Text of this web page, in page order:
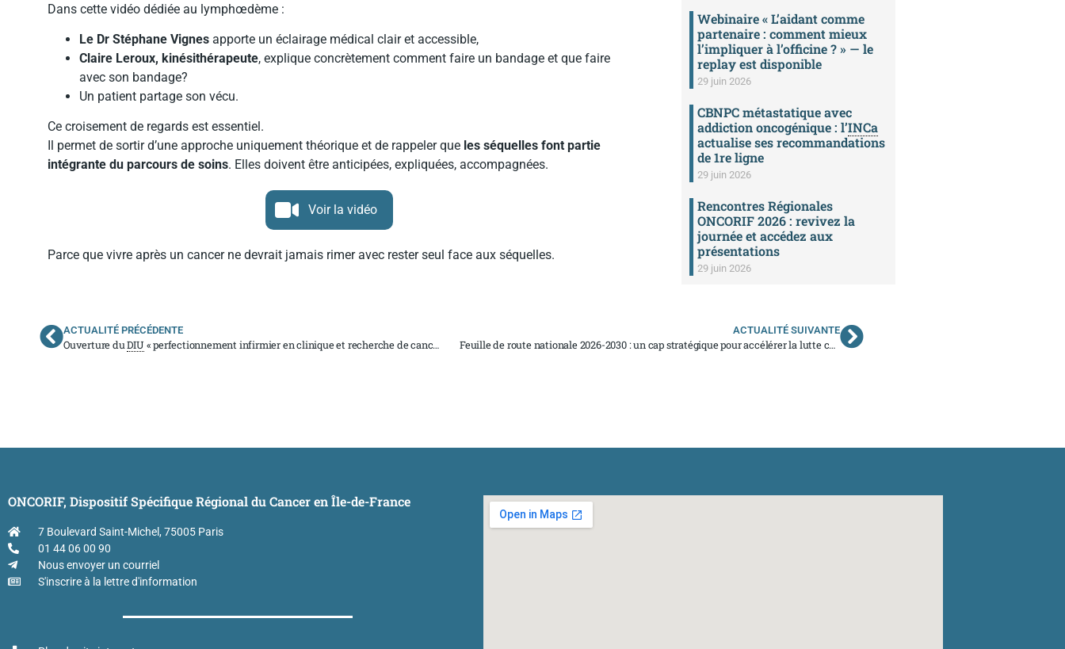
Dans cette vidéo dédiée au lymphœdème :
Le Dr Stéphane Vignes apporte un éclairage médical clair et accessible,
Claire Leroux, kinésithérapeute, explique concrètement comment faire un bandage et que faire
avec son bandage?
Un patient partage son vécu.
Ce croisement de regards est essentiel.
Il permet de sortir d’une approche uniquement théorique et de rappeler que les séquelles font partie
intégrante du parcours de soins. Elles doivent être anticipées, expliquées, accompagnées.
Voir la vidéo
Parce que vivre après un cancer ne devrait jamais rimer avec rester seul face aux séquelles.
Webinaire « L’aidant comme
partenaire : comment mieux
l’impliquer à l’officine ? » — le
replay est disponible
29 juin 2026
CBNPC métastatique avec
addiction oncogénique : l’INCa
actualise ses recommandations
de 1re ligne
29 juin 2026
Rencontres Régionales
ONCORIF 2026 : revivez la
journée et accédez aux
présentations
29 juin 2026
ACTUALITÉ PRÉCÉDENTE
Ouverture duDIU « perfectionnement infirmier en clinique et recherche de cancérologie » – promotion 2026–2027
ACTUALITÉ SUIVANTE
Feuille de route nationale 2026-2030 : un cap stratégique pour accélérer la lutte contre les cancers
ONCORIF, Dispositif Spécifique Régional du Cancer en Île-de-France
7 Boulevard Saint-Michel, 75005 Paris
01 44 06 00 90
Nous envoyer un courriel
S'inscrire à la lettre d'information